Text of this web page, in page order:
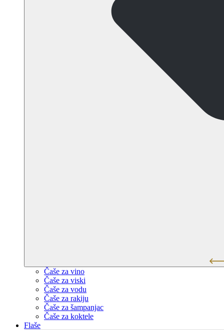
Čaše za vino
Čaše za viski
Čaše za vodu
Čaše za rakiju
Čaše za šampanjac
Čaše za koktele
Flaše